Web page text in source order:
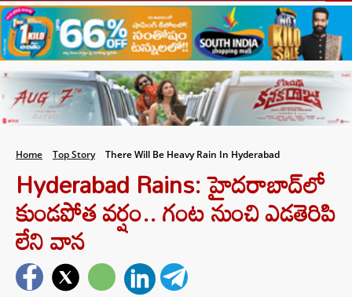
Home Top Story There Will Be Heavy Rain In Hyderabad
Hyderabad Rains: హైదరాబాద్⁬లో
కుండపోత వర్షం.. గంట నుంచి ఎడతెరిపి
లేని వాన